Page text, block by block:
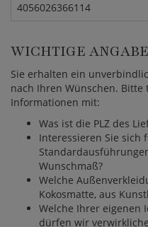
4056026366114
WICHTIGE
Sie erhalten ein
nach Ihren Wünschen.
Informationen mit:
Was ist die PLZ des
Interessieren Sie sich
Wunschmaß?
Welche
Kokosmatte, aus
Welche Ihrer eigenen
dürfen wir